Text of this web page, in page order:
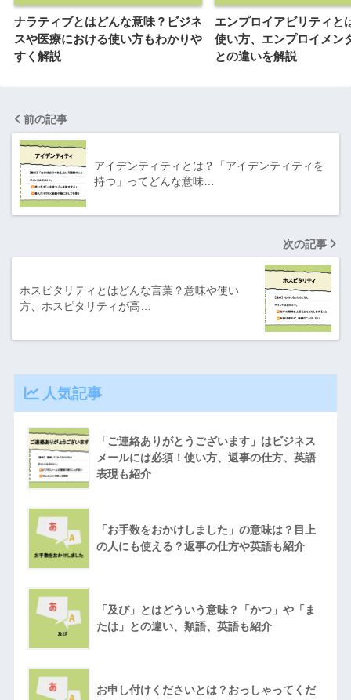
ナラティブとはどんな意味？ビジネ
スや医療における使い方もわかりや
すく解説
エンプロイアビリティと
使い方、エンプロイメン
との違いを解説
前の記事
アイデンティティとは？「アイデンティティを
持つ」ってどんな意味…
次の記事
ホスピタリティとはどんな言葉？意味や使い
方、ホスピタリティが高…
人気記事
「ご連絡ありがとうございます」はビジネス
メールには必須！使い方、返事の仕方、英語
表現も紹介
「お手数をおかけしました」の意味は？目上
の人にも使える？返事の仕方や英語も紹介
「及び」とはどういう意味？「かつ」や「ま
たは」との違い、類語、英語も紹介
お申し付けくださいとは？おっしゃってくだ